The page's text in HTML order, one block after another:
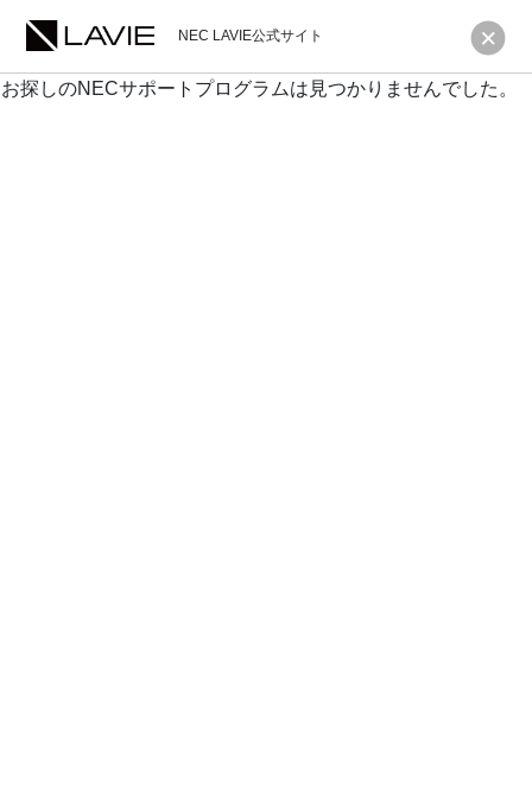
NEC LAVIE公式サイト
お探しのNECサポートプログラムは見つかりませんでした。